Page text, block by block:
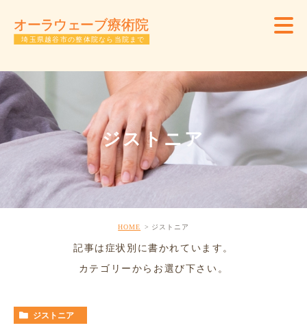
ジストニア
HOME ジストニア
記事は症状別に書かれています。
カテゴリーからお選び下さい。
ジストニア